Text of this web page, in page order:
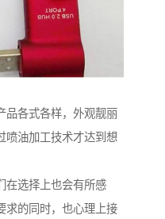
品各式各样，外观靓丽
喷油加工技术才达到想
在选择上也会有所感
求的同时，也心理上接